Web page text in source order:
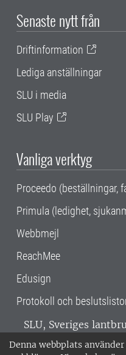
Denna webbplats
Senaste nytt från
Driftinformation
Lediga anställningar
SLU i media
SLU Play
Vanliga verktyg
Proceedo (beställningar,
Primula (ledighet,
Webbmejl
ReachMee
Edusign
Protokoll och
SLU, Sveriges
verksamhet över